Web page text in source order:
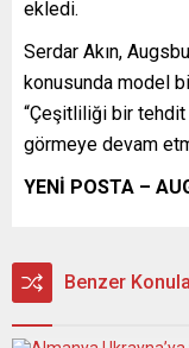
ekledi.
Serdar Akın,
konusunda model
“Çeşitliliği bir
görmeye devam
YENİ POSTA –
Benzer